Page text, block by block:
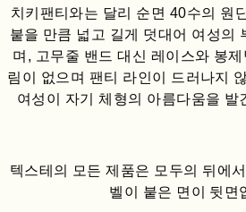
치키팬티와는 달리 순면 40수의 원
붙을 만큼 넓고 길게 덧대어 여성의
며, 고무줄 밴드 대신 레이스와 봉
림이 없으며 팬티 라인이 드러나지
여성이 자기 체형의 아름다움을 발
텍스테의 모든 제품은 모두의 뒤에
벨이 붙은 면이 뒷면